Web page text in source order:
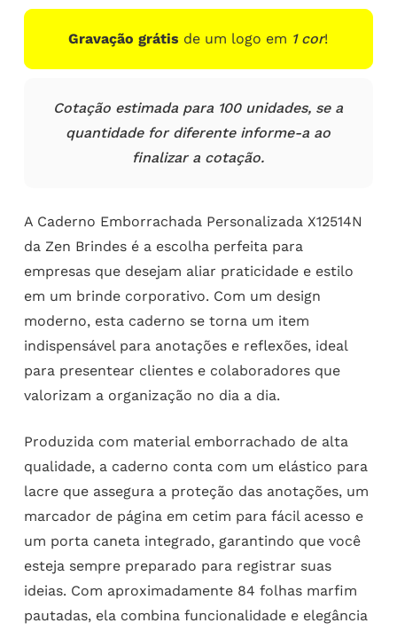
clientes
Gravação grátis de um logo em 1 cor!
Cotação estimada para 100 unidades, se a
quantidade for diferente informe-a ao
finalizar a cotação.
A Caderno Emborrachada Personalizada X12514N
da Zen Brindes é a escolha perfeita para
empresas que desejam aliar praticidade e estilo
em um brinde corporativo. Com um design
moderno, esta caderno se torna um item
indispensável para anotações e reflexões, ideal
para presentear clientes e colaboradores que
valorizam a organização no dia a dia.
Produzida com material emborrachado de alta
qualidade, a caderno conta com um elástico para
lacre que assegura a proteção das anotações, um
marcador de página em cetim para fácil acesso e
um porta caneta integrado, garantindo que você
esteja sempre preparado para registrar suas
ideias. Com aproximadamente 84 folhas marfim
pautadas, ela combina funcionalidade e elegância